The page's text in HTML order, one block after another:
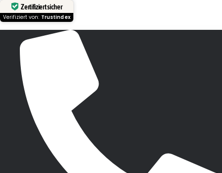
Zertifiziert sicher
Verifiziert von: Trustindex